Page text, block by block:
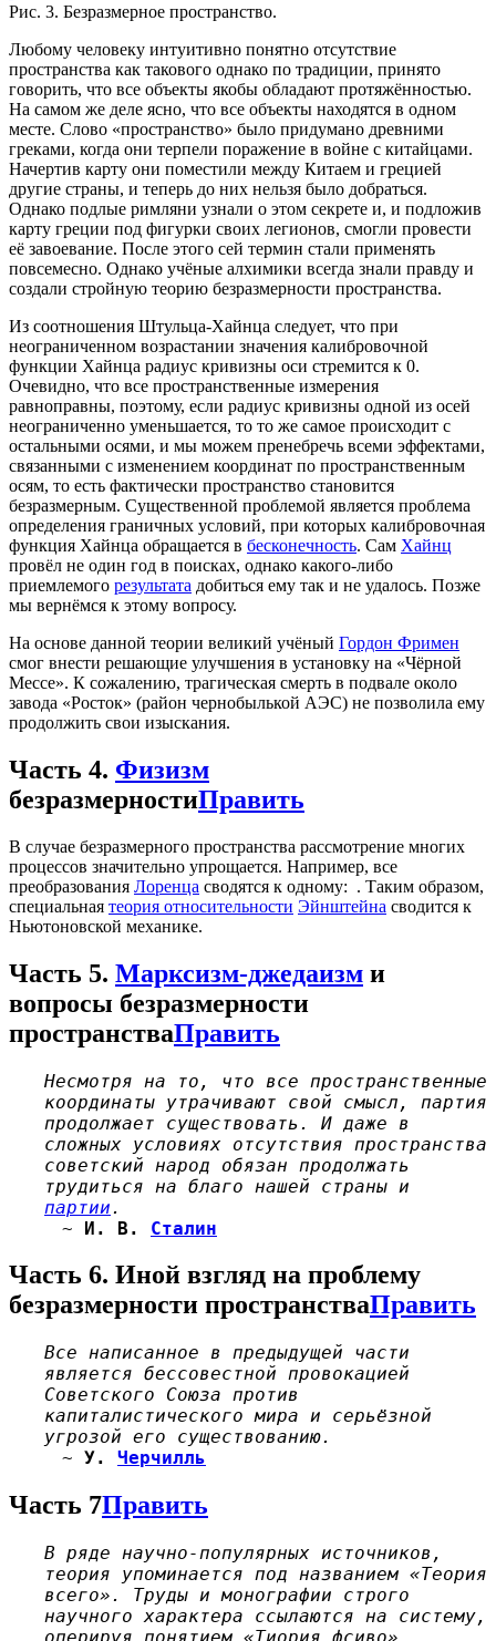
Рис. 3. Безразмерное пространство.
Любому человеку интуитивно понятно отсутствие
пространства как такового однако по традиции, принято
говорить, что все объекты якобы обладают протяжённостью.
На самом же деле ясно, что все объекты находятся в одном
месте. Слово «пространство» было придумано древними
греками, когда они терпели поражение в войне с китайцами.
Начертив карту они поместили между Китаем и грецией
другие страны, и теперь до них нельзя было добраться.
Однако подлые римляни узнали о этом секрете и, и подложив
карту греции под фигурки своих легионов, смогли провести
её завоевание. После этого сей термин стали применять
повсемесно. Однако учёные алхимики всегда знали правду и
создали стройную теорию безразмерности пространства.
Из соотношения Штульца-Хайнца следует, что при
неограниченном возрастании значения калибровочной
функции Хайнца радиус кривизны оси стремится к 0.
Очевидно, что все пространственные измерения
равноправны, поэтому, если радиус кривизны одной из осей
неограниченно уменьшается, то то же самое происходит с
остальными осями, и мы можем пренебречь всеми эффектами,
связанными с изменением координат по пространственным
осям, то есть фактически пространство становится
безразмерным. Существенной проблемой является проблема
определения граничных условий, при которых калибровочная
функция Хайнца обращается в бесконечность. Сам Хайнц
провёл не один год в поисках, однако какого-либо
приемлемого результата добиться ему так и не удалось. Позже
мы вернёмся к этому вопросу.
На основе данной теории великий учёный Гордон Фримен
смог внести решающие улучшения в установку на «Чёрной
Мессе». К сожалению, трагическая смерть в подвале около
завода «Росток» (район чернобылькой АЭС) не позволила ему
продолжить свои изыскания.
Часть 4. Физизм
безразмерностиПравить
В случае безразмерного пространства рассмотрение многих
процессов значительно упрощается. Например, все
преобразования Лоренца сводятся к одному: . Таким образом,
специальная теория относительности Эйнштейна сводится к
Ньютоновской механике.
Часть 5. Марксизм-джедаизм и
вопросы безразмерности
пространстваПравить
Несмотря на то, что все пространственные
координаты утрачивают свой смысл, партия
продолжает существовать. И даже в
сложных условиях отсутствия пространства
советский народ обязан продолжать
трудиться на благо нашей страны и
партии .
~ И. В. Сталин
Часть 6. Иной взгляд на проблему
безразмерности пространстваПравить
Все написанное в предыдущей части
является бессовестной провокацией
Советского Союза против
капиталистического мира и серьёзной
угрозой его существованию.
~ У. Черчилль
Часть 7Править
В ряде научно-популярных источников,
теория упоминается под названием «Теория
всего». Труды и монографии строго
научного характера ссылаются на систему,